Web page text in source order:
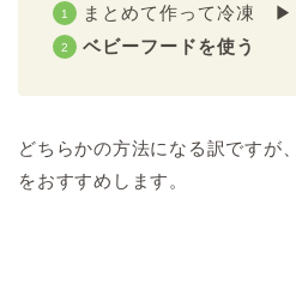
まとめて作って冷凍
ベビーフードを使う
どちらかの方法になる訳ですが
をおすすめします。